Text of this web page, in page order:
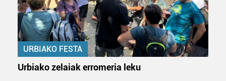
URBIAKO FESTA
Urbiako zelaiak erromeria leku